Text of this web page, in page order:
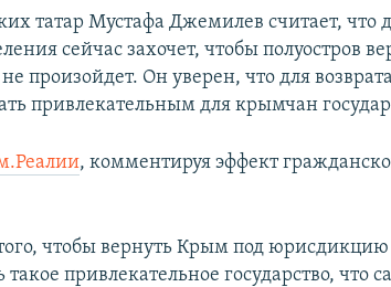
татар Мустафа Джемилев считает, что
сейчас захочет, чтобы полуостров
произойдет. Он уверен, что для возврата
привлекательным для крымчан
, комментируя эффект
чтобы вернуть Крым под юрисдикцию
привлекательное государство, что